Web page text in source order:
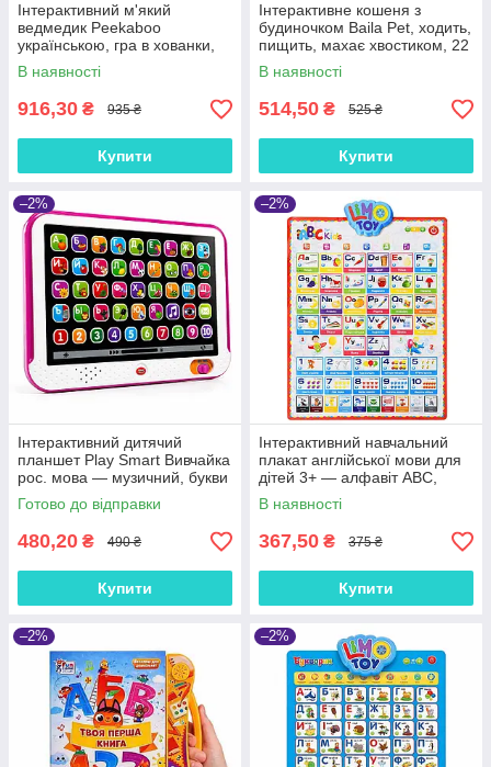
Інтерактивний м'який
ведмедик Peekaboo
українською, гра в хованки,
15 фраз, казка, рухомий, 25
см
В наявності
916,30 ₴ 935 ₴
Купити
Інтерактивне кошеня з
будиночком Baila Pet, ходить,
пищить, махає хвостиком, 22
см, аксесуари
В наявності
514,50 ₴ 525 ₴
Купити
–2%
Інтерактивний дитячий
планшет Play Smart Вивчайка
рос. мова — музичний, букви
цифри звуки, 3+, рожевий
Готово до відправки
480,20 ₴ 490 ₴
Купити
–2%
Інтерактивний навчальний
плакат англійської мови для
дітей 3+ — алфавіт ABC,
цифри, ігри, пісні, звуки
(UA/EN)
В наявності
367,50 ₴ 375 ₴
Купити
–2% –2%